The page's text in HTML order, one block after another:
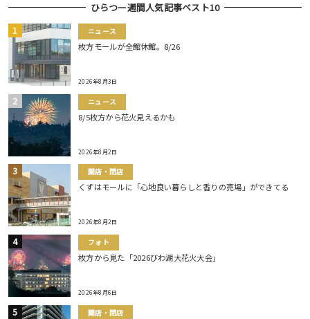
ひらつー週間人気記事ベスト10
ニュース
枚方モールが全館休館。8/26
2026年8月3日
ニュース
8/5枚方から花火見えるかも
2026年8月2日
開店・閉店
くずはモールに「心地良い暮らしと香りの売場」ができてる
2026年8月2日
フォト
枚方から見た「2026びわ湖大花火大会」
2026年8月6日
開店・閉店